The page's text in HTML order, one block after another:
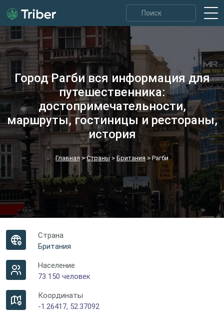
Город Рагби вся информация для
путешественника:
достопримечательности,
маршруты, гостиницы и рестораны,
история
Главная >Страны> Британия > Рагби
Страна
Британия
Население
73 150 человек
Координаты
-1.26417, 52.37092